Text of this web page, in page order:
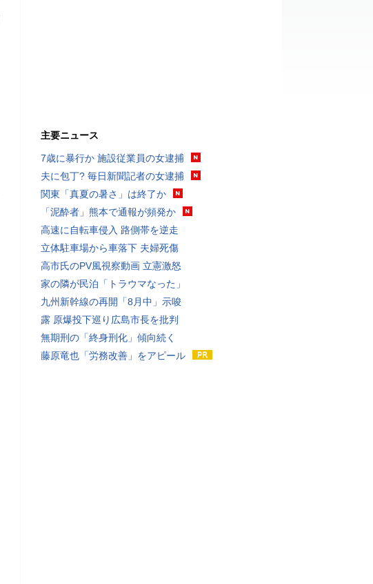
主要ニュース
7歳に暴行か 施設従業員の女逮捕
夫に包丁? 毎日新聞記者の女逮捕
関東「真夏の暑さ」は終了か
「泥酔者」熊本で通報が頻発か
高速に自転車侵入 路側帯を逆走
立体駐車場から車落下 夫婦死傷
高市氏のPV風視察動画 立憲激怒
家の隣が民泊「トラウマなった」
九州新幹線の再開「8月中」示唆
露 原爆投下巡り広島市長を批判
無期刑の「終身刑化」傾向続く
藤原竜也「労務改善」をアピール